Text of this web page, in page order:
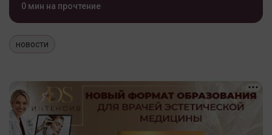
0 мин на прочтение
новости